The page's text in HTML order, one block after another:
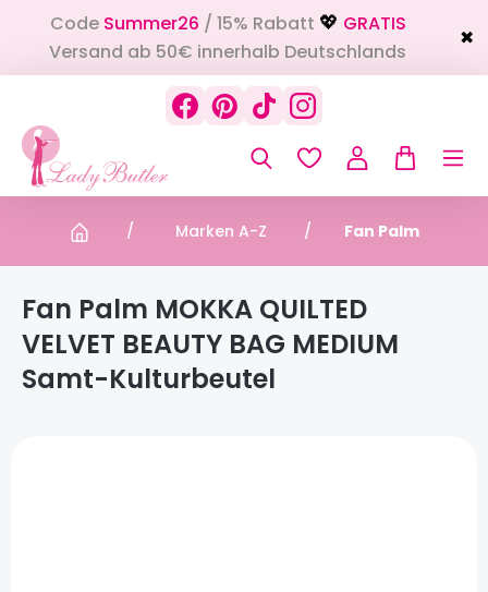
springen
CodeSummer26 / 15% Rabatt 💖 GRATIS
Versand ab 50€ innerhalb Deutschlands
✖
Marken A-Z Fan Palm
Fan Palm MOKKA QUILTED
VELVET BEAUTY BAG MEDIUM
Samt-Kulturbeutel